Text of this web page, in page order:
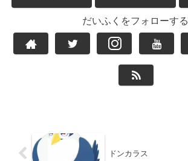
だいふくをフォローする
ドンカラス